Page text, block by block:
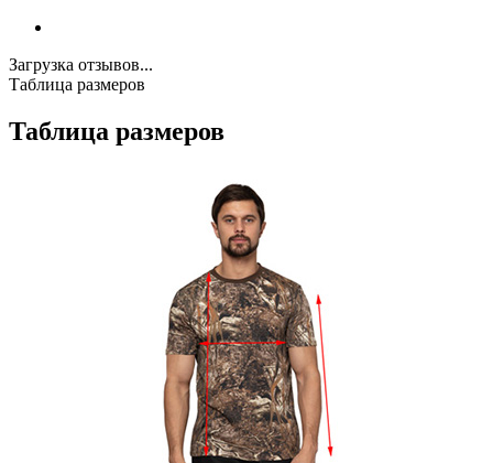
Загрузка отзывов...
Таблица размеров
Таблица размеров